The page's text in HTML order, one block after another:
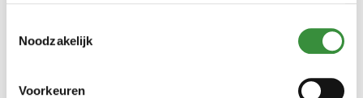
Noodzakelijk
Voorkeuren